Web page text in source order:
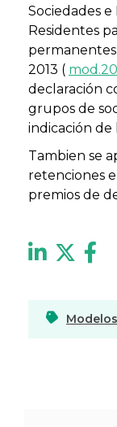
Sociedades
Residentes
2013 (
declaración
grupos de
indicación de
Tambien se
retenciones
premios de